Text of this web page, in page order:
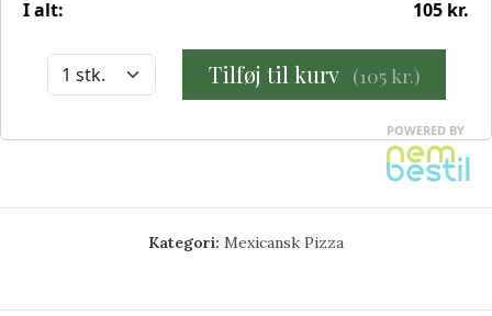
Kategori: Mexicansk Pizza